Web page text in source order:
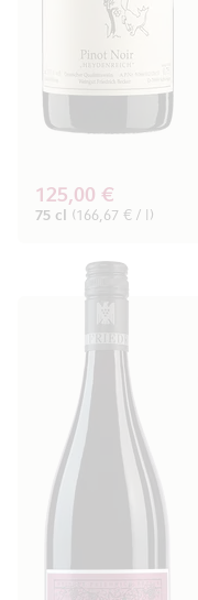
125,00 €
75 cl (166,67 € / l)